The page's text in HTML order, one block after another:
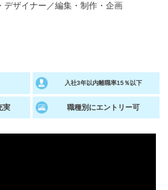
ート
就活チャンネル
デザイナー ／編集・制作・企画
入社3年以内離職率15％以下
実 職種別にエントリー可